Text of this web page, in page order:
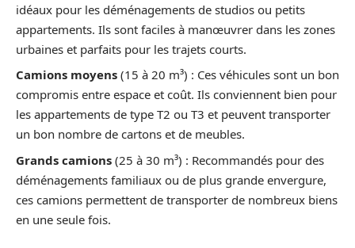
idéaux pour les déménagements de studios ou petits
appartements. Ils sont faciles à manœuvrer dans les zones
urbaines et parfaits pour les trajets courts.
Camions moyens (15 à 20 m³) : Ces véhicules sont un bon
compromis entre espace et coût. Ils conviennent bien pour
les appartements de type T2 ou T3 et peuvent transporter
un bon nombre de cartons et de meubles.
Grands camions (25 à 30 m³) : Recommandés pour des
déménagements familiaux ou de plus grande envergure,
ces camions permettent de transporter de nombreux biens
en une seule fois.